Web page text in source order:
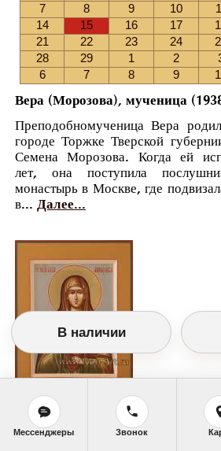
7
8 9 10
14
15 16 17
21
22 23 24
28
29 1 2
6
7 8 9
Вера (Морозова), мученица
Преподобномученица Вера
городе Торжке Тверской
Семена Морозова. Когда ей
лет, она поступила
монастырь в Москве, где
в... Далее...
Православный
<<Суббота, 26 Февраля
В наличии
Мессенджеры Звонок